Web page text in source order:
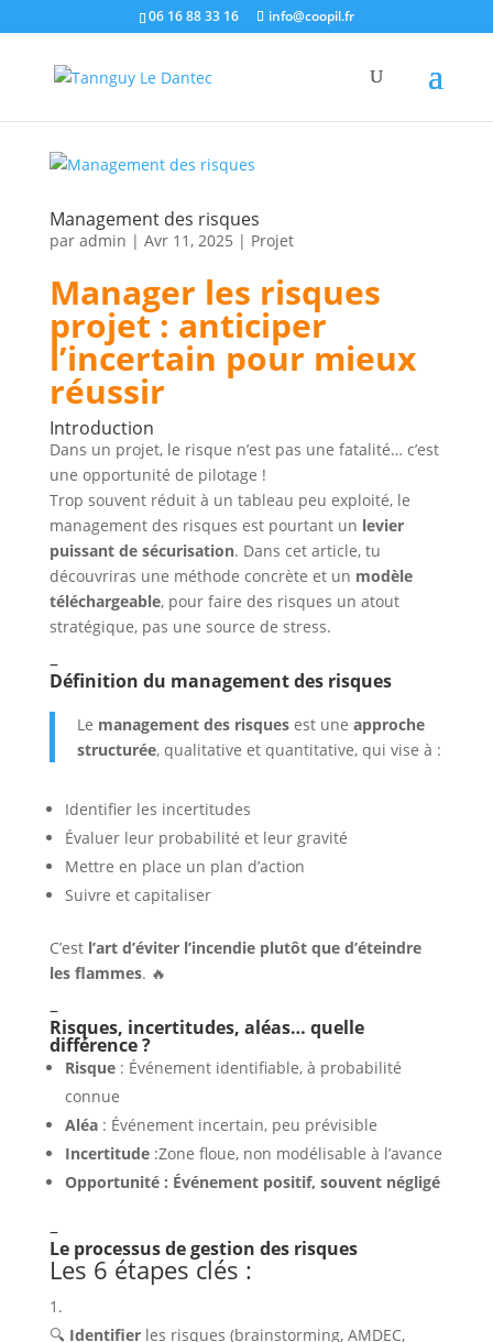
06 16 88 33 16 info@coopil.fr
Management des risques
par admin | Avr 11, 2025 | Projet
Manager les risques
projet : anticiper
l’incertain pour mieux
réussir
Introduction
Dans un projet, le risque n’est pas une fatalité… c’est
une opportunité de pilotage !
Trop souvent réduit à un tableau peu exploité, le
management des risques est pourtant un levier
puissant de sécurisation. Dans cet article, tu
découvriras une méthode concrète et un modèle
téléchargeable, pour faire des risques un atout
stratégique, pas une source de stress.
–
Définition du management des risques
Le management des risquesest une approche
structurée, qualitative et quantitative, qui vise à :
Identifier les incertitudes
Évaluer leur probabilité et leur gravité
Mettre en place un plan d’action
Suivre et capitaliser
C’est l’art d’éviter l’incendie plutôt que d’éteindre
les flammes. 🔥
–
Risques, incertitudes, aléas… quelle
différence ?
Risque: Événement identifiable, à probabilité
connue
Aléa: Événement incertain, peu prévisible
Incertitude:Zone floue, non modélisable à l’avance
Opportunité : Événement positif, souvent négligé
–
Le processus de gestion des risques
Les 6 étapes clés :
🔍 Identifierles risques (brainstorming, AMDEC,